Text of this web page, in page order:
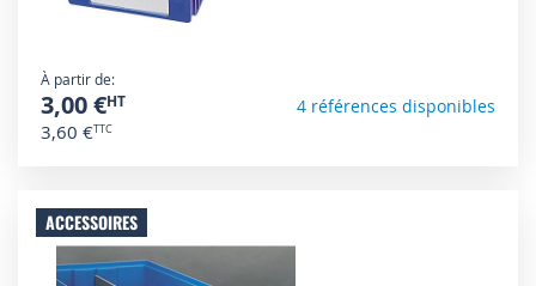
À partir de
3,00 €
3,60 €
4 références disponibles
ACCESSOIRES